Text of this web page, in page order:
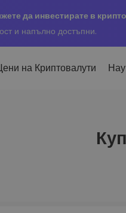
да инвестирате в
и напълно достъпни.
на Криптовалути
Купуване и